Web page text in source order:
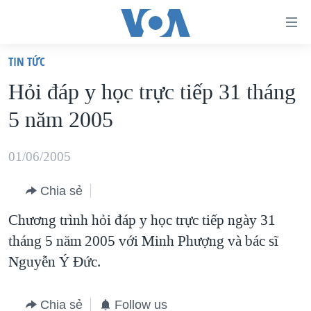
truy
cập
Tới
dung
chính
điều
hướng
chính
VIỆT NAM
HOA KỲ
BIỂN ĐÔNG
BLOG
DIỄN ĐÀN
MỤC
VẠCH TRẦN TIN GIẢ
CHUYÊN ĐỀ
CHIẾN TRANH THƯƠNG MẠI CỦA MỸ: QUÁ KHỨ VÀ HIỆN
HỌC TIẾNG ANH
TIN TỨC
Hỏi đáp y học trực tiếp 31 tháng
5 năm 2005
01/06/2005
Chia sẻ
Chương trình hỏi đáp y học trực tiếp ngày 31
tháng 5 năm 2005 với Minh Phượng và bác sĩ
Nguyễn Ý Ðức.
Chia sẻ Follow us